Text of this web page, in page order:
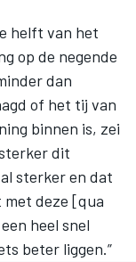
helft van het
op de negende
dan
of het tij van
binnen is, zei
dit
sterker en dat
met deze [qua
heel snel
beter liggen.”